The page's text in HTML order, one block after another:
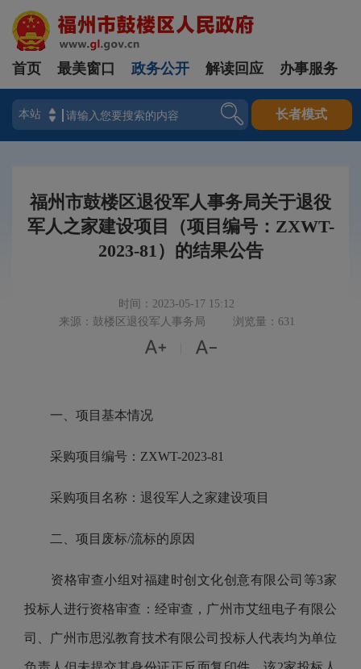
登录
首页 最美窗口 政务公开 解读回应 办事服务
长者模式
福州市鼓楼区退役军人事务局关于退役
军人之家建设项目（项目编号：ZXWT-
2023-81）的结果公告
时间：2023-05-17 15:12
来源：鼓楼区退役军人事务局
浏览量：631
 
一、项目基本情况
采购项目编号：ZXWT-2023-81
采购项目名称：退役军人之家建设项目
二、项目废标/流标的原因
资格审查小组对福建时创文化创意有限公司等3家
投标人进行资格审查：经审查，广州市艾纽电子有限公
司、广州市思泓教育技术有限公司投标人代表均为单位